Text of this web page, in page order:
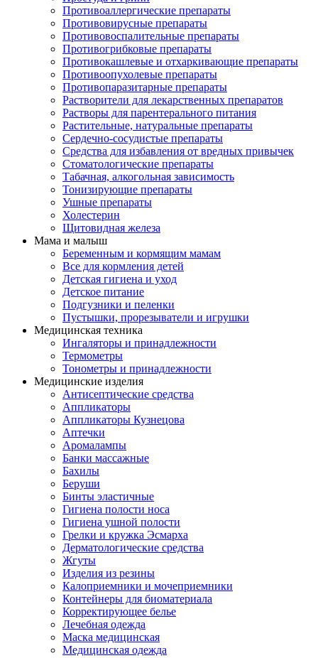
Противоаллергические препараты
Противовирусные препараты
Противовоспалительные препараты
Противогрибковые препараты
Противокашлевые и отхаркивающие препараты
Противоопухолевые препараты
Противопаразитарные препараты
Растворители для лекарственных препаратов
Растворы для парентерального питания
Растительные, натуральные препараты
Сердечно-сосудистые препараты
Средства для избавления от вредных привычек
Стоматологические препараты
Табачная, алкогольная зависимость
Тонизирующие препараты
Ушные препараты
Холестерин
Щитовидная железа
Мама и малыш
Беременным и кормящим мамам
Все для кормления детей
Детская гигиена и уход
Детское питание
Подгузники и пеленки
Пустышки, прорезыватели и игрушки
Медицинская техника
Ингаляторы и принадлежности
Термометры
Тонометры и принадлежности
Медицинские изделия
Антисептические средства
Аппликаторы
Аппликаторы Кузнецова
Аптечки
Аромалампы
Банки массажные
Бахилы
Беруши
Бинты эластичные
Гигиена полости носа
Гигиена ушной полости
Грелки и кружка Эсмарха
Дерматологические средства
Жгуты
Изделия из резины
Калоприемники и мочеприемники
Контейнеры для биоматериала
Корректирующее белье
Лечебная одежда
Маска медицинская
Медицинская одежда